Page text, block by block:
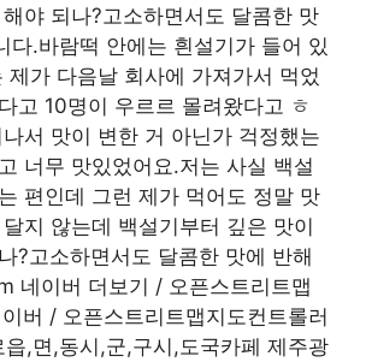
야 되나?고소하면서도 달콤한 맛
다.바람떡 안에는 흰설기가 들어 있
제가 다음날 회사에 가져가서 먹었
고 10명이 우르르 몰려왔다고 ㅎ
서 맛이 변한 거 아닌가 걱정했는
너무 맛있었어요.저는 사실 백설
편인데 그런 제가 먹어도 정말 맛
지 않는데 백설기부터 깊은 맛이
?고소하면서도 달콤한 맛에 반해
네이버 더보기 / 오픈스트리트맵
버 / 오픈스트리트맵지도컨트롤러
읍,면,동시,군,구시,도국카페 제주광